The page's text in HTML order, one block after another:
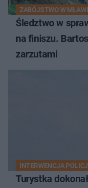
ZABÓJSTWO W
Śledztwo w
na finiszu.
zarzutami
INTERWENCJA
Turystka